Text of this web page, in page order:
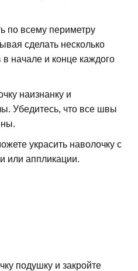
по всему периметру
сделать несколько
начале и конце каждого
наизнанку и
Убедитесь, что все швы
украсить наволочку с
аппликации.
подушку и закройте